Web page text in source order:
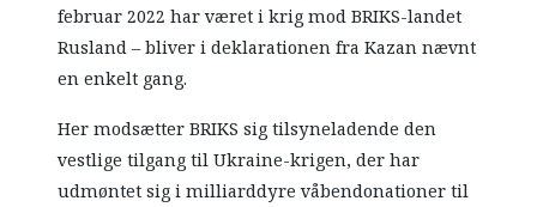
februar 2022 har været i krig mod BRIKS-landet
Rusland – bliver i deklarationen fra Kazan nævnt
en enkelt gang.
Her modsætter BRIKS sig tilsyneladende den
vestlige tilgang til Ukraine-krigen, der har
udmøntet sig i milliarddyre våbendonationer til